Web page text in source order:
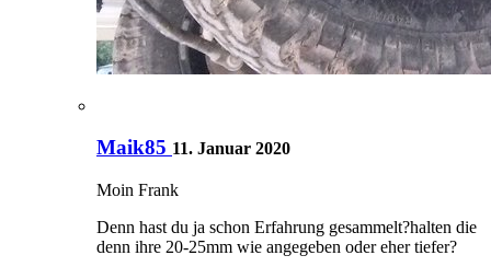
Maik85 11. Januar 2020
Moin Frank
Denn hast du ja schon Erfahrung gesammelt?halten die
denn ihre 20-25mm wie angegeben oder eher tiefer?